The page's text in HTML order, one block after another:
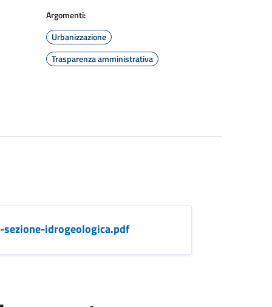
Argomenti:
Urbanizzazione
Trasparenza amministrativa
idrogeologica.pdf